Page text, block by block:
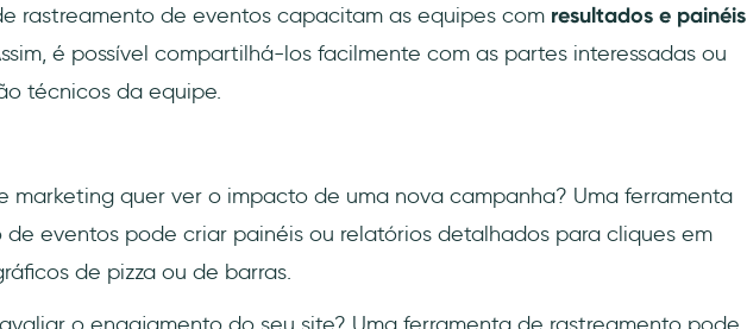
rastreamento de eventos capacitam as equipes com resultados e painéis
é possível compartilhá-los facilmente com as partes interessadas ou
técnicos da equipe.
marketing quer ver o impacto de uma nova campanha? Uma ferramenta
eventos pode criar painéis ou relatórios detalhados para cliques em
de pizza ou de barras.
o engajamento do seu site? Uma ferramenta de rastreamento pode